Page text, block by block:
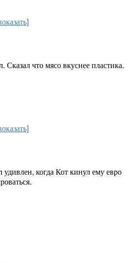
Сказал что мясо вкуснее пластика.
когда Кот кинул ему евро